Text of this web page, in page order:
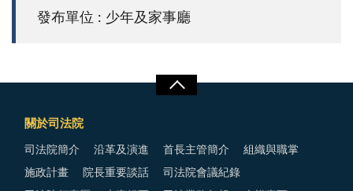
發布單位 : 少年及家事廳
關於司法院
司法院簡介 沿革及演進 首長主管簡介 組織與職掌
施政計畫 院長重要談話 司法院會議紀錄